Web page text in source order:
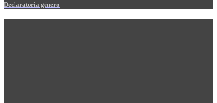
Declaratoria género